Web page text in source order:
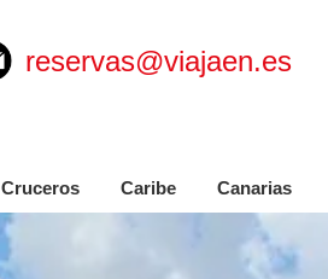
reservas@viajaen.es
Cruceros Caribe Canarias